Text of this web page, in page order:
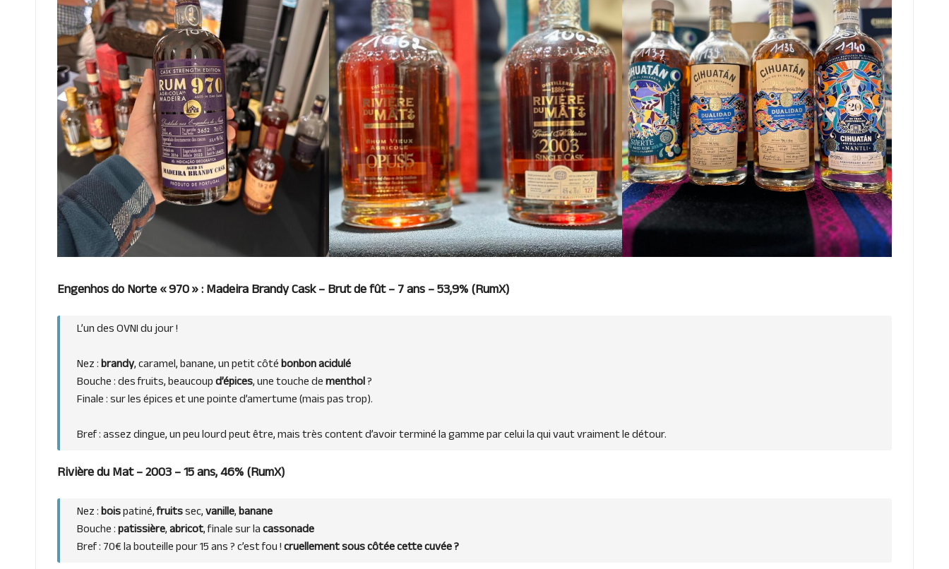
Engenhos do Norte « 970 » : Madeira Brandy Cask – Brut de fût – 7 ans – 53,9% (RumX)
L’un des OVNI du jour !
Nez :brandy, caramel, banane, un petit côtébonbon acidulé
Bouche : des fruits, beaucoupd’épices, une touche dementhol?
Finale : sur les épices et une pointe d’amertume (mais pas trop).
Bref : assez dingue, un peu lourd peut être, mais très content d’avoir terminé la gamme par celui la qui vaut vraiment le détour.
Rivière du Mat – 2003 – 15 ans, 46% (RumX)
Nez :boispatiné,fruitssec,vanille,banane
Bouche :patissière,abricot, finale sur lacassonade
Bref : 70€ la bouteille pour 15 ans ? c’est fou !cruellement sous côtée cette cuvée ?